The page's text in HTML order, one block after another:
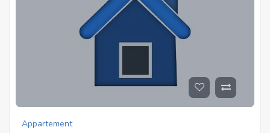
Appartement